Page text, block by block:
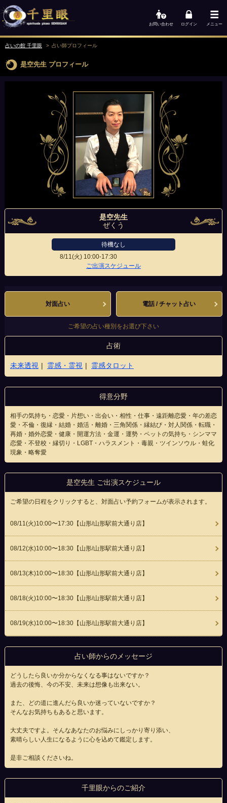
お問い合わせ ログイン メニュー
占いの館 千里眼 占い師プロフィール
是空先生 プロフィール
是空先生
ぜくう
待機なし
8/11(火) 10:00-17:30
ご出演スケジュール
対面占い 電話 / チャット占い
ご希望の占い種別をお選び下さい
占術
未来透視 霊感・霊視 霊感タロット
得意分野
相手の気持ち・恋愛・片想い・出会い・相性・仕事・遠距離恋愛・年の差恋
愛・不倫・復縁・結婚・婚活・離婚・三角関係・縁結び・対人関係・転職・
再婚・婚外恋愛・健康・開運方法・金運・運勢・ペットの気持ち・シンママ
恋愛・不登校・縁切り・LGBT・ハラスメント・毒親・ツインソウル・蛙化
現象・略奪愛
是空先生 ご出演スケジュール
ご希望の日程をクリックすると、対面占い予約フォームが表示されます。
08/11(火)10:00〜17:30【山形/山形駅前大通り店】
08/12(水)10:00〜18:30【山形/山形駅前大通り店】
08/13(木)10:00〜18:30【山形/山形駅前大通り店】
08/18(火)10:00〜18:30【山形/山形駅前大通り店】
08/19(水)10:00〜18:30【山形/山形駅前大通り店】
占い師からのメッセージ
どうしたら良いか分からなくなる事はないですか？
過去の後悔、今の不安、未来は想像も出来ない。
また、どの道に進んだら良いか迷っていないですか？
そんなお気持ちもあると思います。
大丈夫ですよ。そんなあなたのお悩みにしっかり寄り添い、
素晴らしい人生になるように心を込めて鑑定します。
是非ご相談くださいね。
千里眼からのご紹介